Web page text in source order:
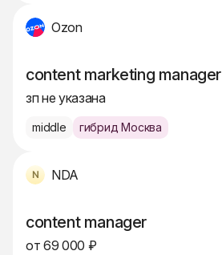
Ozon
content marketing manager
зп не указана
middle гибрид Москва
NDA
content manager
от 69 000 ₽